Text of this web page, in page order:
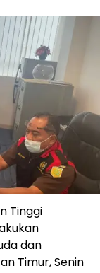
Tinggi
dan
Timur, Senin